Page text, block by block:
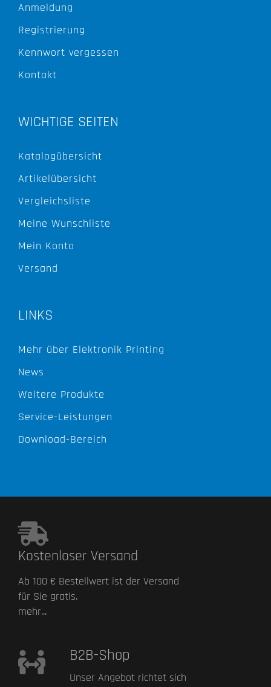
Anmeldung
Registrierung
Kennwort vergessen
Kontakt
WICHTIGE SEITEN
Katalogübersicht
Artikelübersicht
Vergleichsliste
Meine Wunschliste
Mein Konto
Versand
LINKS
Mehr über Elektronik Printing
News
Weitere Produkte
Service-Leistungen
Download-Bereich
Kostenloser Versand
Ab 100 € Bestellwert ist der Versand
für Sie gratis.
mehr...
B2B-Shop
Unser Angebot richtet sich